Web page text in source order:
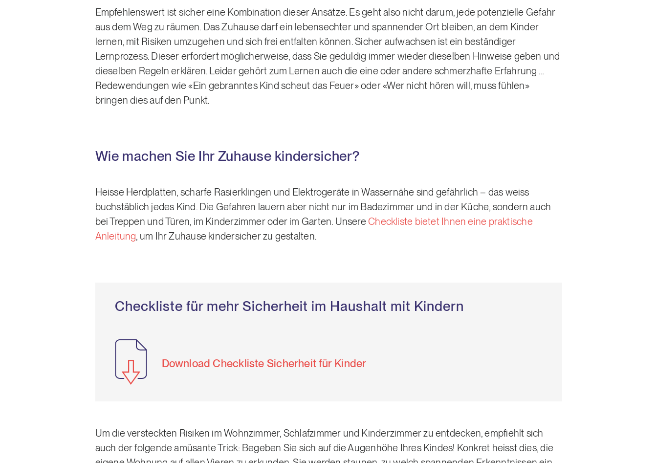
Empfehlenswert ist sicher eine Kombination dieser Ansätze. Es geht also nicht darum, jede potenzielle Gefahr
aus dem Weg zu räumen. Das Zuhause darf ein lebensechter und spannender Ort bleiben, an dem Kinder
lernen, mit Risiken umzugehen und sich frei entfalten können. Sicher aufwachsen ist ein beständiger
Lernprozess. Dieser erfordert möglicherweise, dass Sie geduldig immer wieder dieselben Hinweise geben und
dieselben Regeln erklären. Leider gehört zum Lernen auch die eine oder andere schmerzhafte Erfahrung …
Redewendungen wie «Ein gebranntes Kind scheut das Feuer» oder «Wer nicht hören will, muss fühlen»
bringen dies auf den Punkt.
Wie machen Sie Ihr Zuhause kindersicher?
Heisse Herdplatten, scharfe Rasierklingen und Elektrogeräte in Wassernähe sind gefährlich – das weiss
buchstäblich jedes Kind. Die Gefahren lauern aber nicht nur im Badezimmer und in der Küche, sondern auch
bei Treppen und Türen, im Kinderzimmer oder im Garten. UnsereCheckliste bietet Ihnen eine praktische
Anleitung, um Ihr Zuhause kindersicher zu gestalten.
Checkliste für mehr Sicherheit im Haushalt mit Kindern
Download Checkliste Sicherheit für Kinder
Um die versteckten Risiken im Wohnzimmer, Schlafzimmer und Kinderzimmer zu entdecken, empfiehlt sich
auch der folgende amüsante Trick: Begeben Sie sich auf die Augenhöhe Ihres Kindes! Konkret heisst dies, die